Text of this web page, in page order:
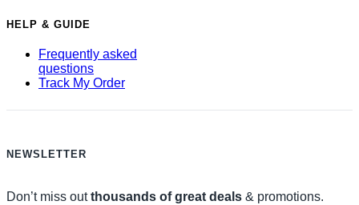
HELP & GUIDE
Frequently asked
questions
Track My Order
NEWSLETTER
Don’t miss outthousands of great deals & promotions.